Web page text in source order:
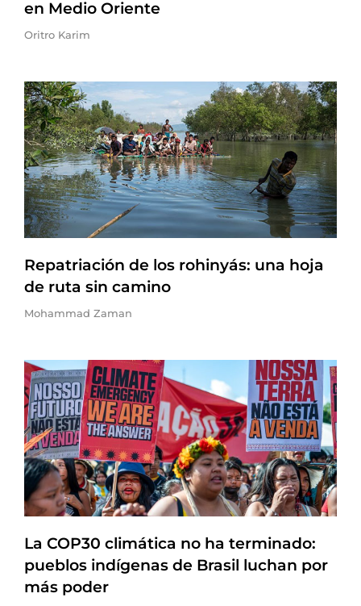
en Medio Oriente
Oritro Karim
Repatriación de los rohinyás: una hoja
de ruta sin camino
Mohammad Zaman
La COP30 climática no ha terminado:
pueblos indígenas de Brasil luchan por
más poder